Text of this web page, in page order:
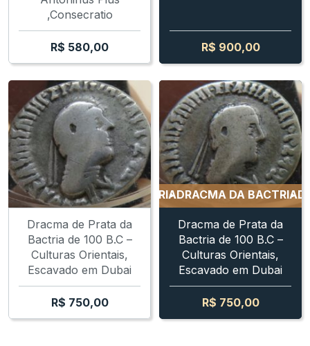
,Consecratio
R$ 580,00 R$ 900,00
Dracma de Prata da
Bactria de 100 B.C –
Culturas Orientais,
Escavado em Dubai
R$ 750,00
DRACMA DA BACTRIA DRACMA DA BACTRIA
Dracma de Prata da
Bactria de 100 B.C –
Culturas Orientais,
Escavado em Dubai
R$ 750,00